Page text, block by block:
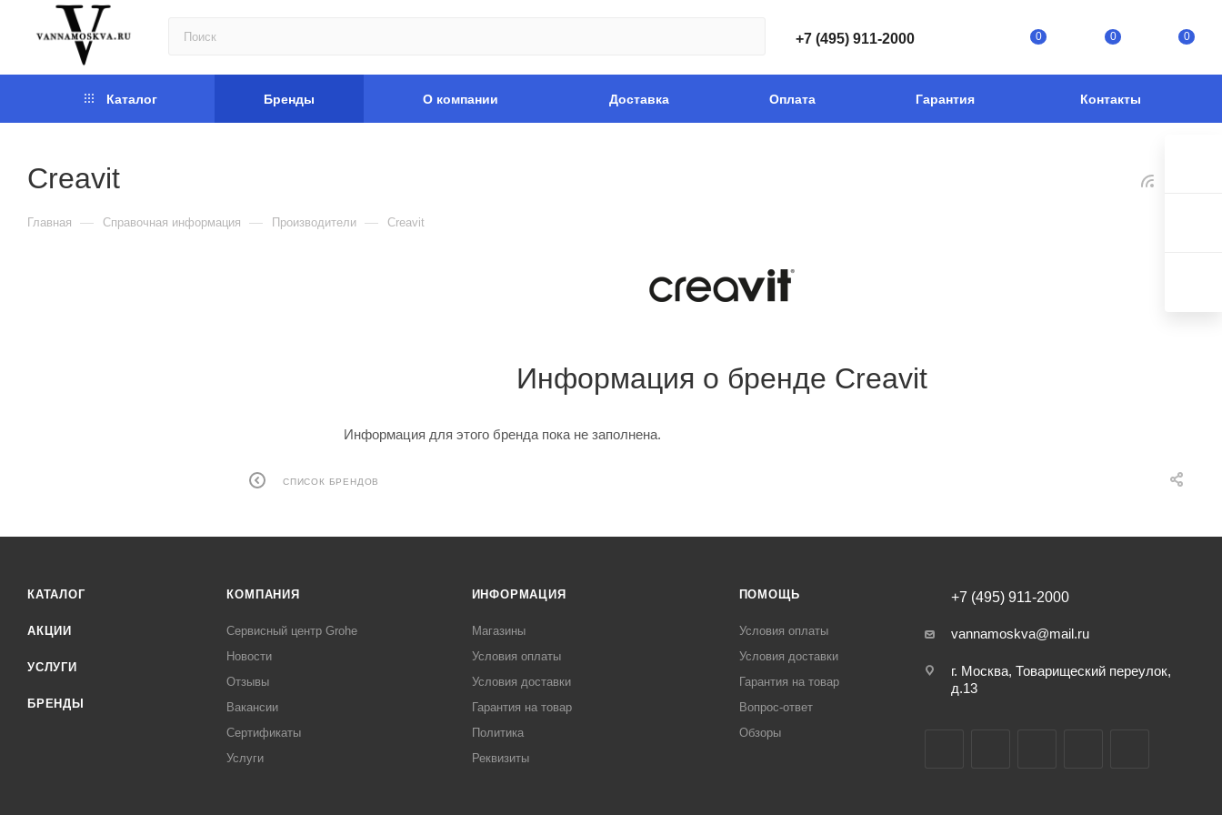
+7 (495) 911-2000 0 0 0
Каталог Бренды О компании Доставка Оплата Гарантия Контакты
Creavit
Главная — Справочная информация — Производители — Creavit
Информация о бренде Creavit
Информация для этого бренда пока не заполнена.
СПИСОК БРЕНДОВ
КАТАЛОГ
АКЦИИ
УСЛУГИ
БРЕНДЫ
КОМПАНИЯ
Сервисный центр Grohe
Новости
Отзывы
Вакансии
Сертификаты
Услуги
ИНФОРМАЦИЯ
Магазины
Условия оплаты
Условия доставки
Гарантия на товар
Политика
Реквизиты
ПОМОЩЬ
Условия оплаты
Условия доставки
Гарантия на товар
Вопрос-ответ
Обзоры
+7 (495) 911-2000
vannamoskva@mail.ru
г. Москва, Товарищеский переулок,
д.13